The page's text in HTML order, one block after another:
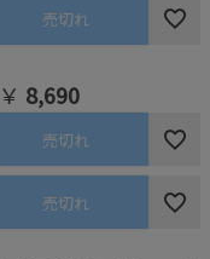
売切れ
￥ 8,690
売切れ
売切れ